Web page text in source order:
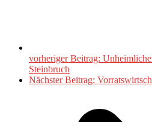
vorheriger Beitrag:
Steinbruch
Nächster Beitrag: